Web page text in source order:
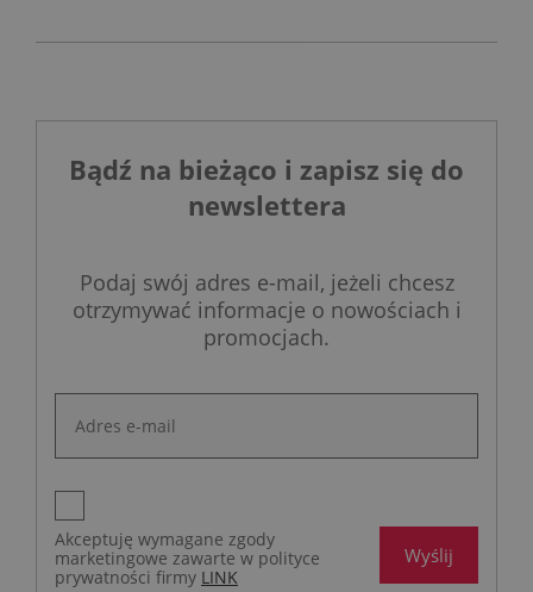
Bądź na bieżąco i zapisz się do
newslettera
Podaj swój adres e-mail, jeżeli chcesz
otrzymywać informacje o nowościach i
promocjach.
Akceptuję wymagane zgody
marketingowe zawarte w polityce
prywatności firmy LINK
Wyślij